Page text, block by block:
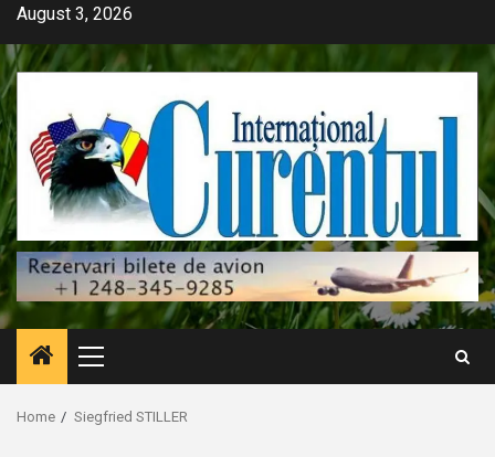
Skip
content
August 3, 2026
Primary
Menu
Home Siegfried STILLER